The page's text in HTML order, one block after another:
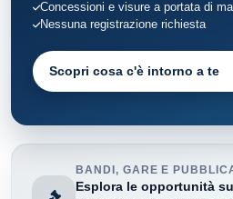
Concessioni e visure a portata di
Nessuna registrazione richiesta
Scopri cosa c'è intorno a te
BANDI, GARE E
Esplora le opportunità